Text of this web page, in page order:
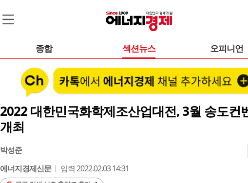
종합 섹션뉴스 오피니언
2022 대한민국화학제조산업대전, 3월 송도컨
개최
박성준
에너지경제신문
입력 2022.02.03 14:31